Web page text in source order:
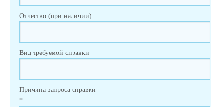
Отчество (при наличии)
Вид требуемой справки
Причина запроса справки
*